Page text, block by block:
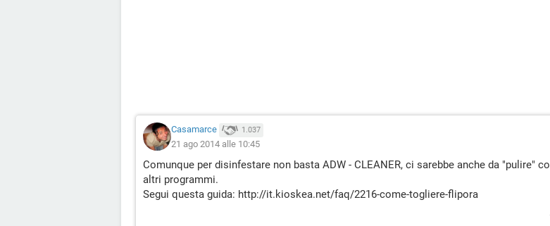
Casamarce 1.037
21 ago 2014 alle 10:45
Comunque per disinfestare non basta ADW - CLEANER, ci sarebbe anche da "pulire"
altri programmi.
Segui questa guida: http://it.kioskea.net/faq/2216-come-togliere-flipora